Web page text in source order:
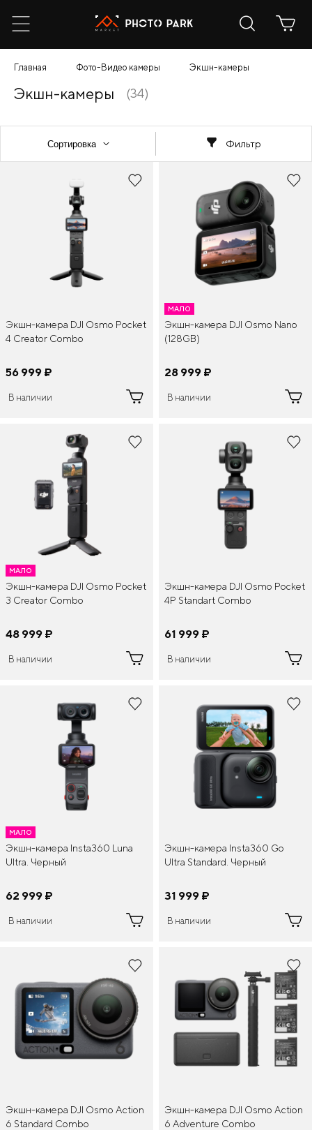
Главная Фото-Видео камеры Экшн-камеры
Экшн-камеры (34)
Фильтр
Экшн-камера DJI Osmo Pocket
4 Creator Combo
56 999 ¤
В наличии
МАЛО
Экшн-камера DJI Osmo Nano
(128GB)
28 999 ¤
В наличии
МАЛО
Экшн-камера DJI Osmo Pocket
3 Creator Combo
48 999 ¤
В наличии
Экшн-камера DJI Osmo Pocket
4P Standart Combo
61 999 ¤
В наличии
МАЛО
Экшн-камера Insta360 Luna
Ultra. Черный
62 999 ¤
В наличии
Экшн-камера Insta360 Go
Ultra Standard. Черный
31 999 ¤
В наличии
Экшн-камера DJI Osmo Action
6 Standard Combo
Экшн-камера DJI Osmo Action
6 Adventure Combo